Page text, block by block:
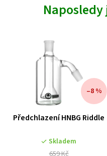
Předchlazení HNBG Riddle
Skladem
659 Kč
–8 %